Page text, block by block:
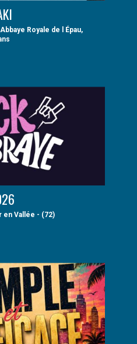
Royale de l Épau,
en Vallée - (72)